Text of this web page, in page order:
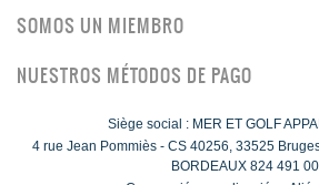
SOMOS UN MIEMBRO
NUESTROS MÉTODOS DE PAGO
Siège social : MER ET GOLF
4 rue Jean Pommiès- CS 40256, 33525
BORDEAUX 824 491